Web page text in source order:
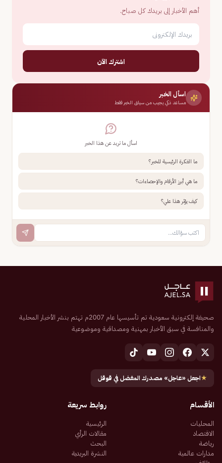
أهم الأخبار إلى بريدك كل صباح.
اشترك الآن
اسأل الخبر
مساعد ذكي يجيب من سياق الخبر فقط
اسأل ما تريد عن هذا الخبر
ما الفكرة الرئيسية للخبر؟
ما هي أبرز الأرقام والإحصاءات؟
كيف يؤثر هذا علي؟
صحيفة إلكترونية سعودية تم تأسيسها عام 2007م تهتم بنشر الأخبار المحلية
والمنافسة في سبق الأخبار بمهنية ومصداقية وموضوعية
★اجعل «عاجل» مصدرك المفضل في قوقل
الأقسام
المحليات
الاقتصاد
رياضة
مدارات عالمية
روابط سريعة
الرئيسية
مقالات الرأي
البحث
النشرة البريدية